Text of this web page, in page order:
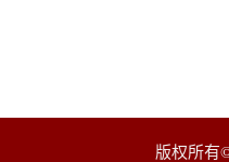
版权所有